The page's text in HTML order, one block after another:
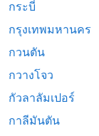
กระบี่
กรุงเทพมหานคร
กวนตัน
กวางโจว
กัวลาลัมเปอร์
กาลีมันตัน